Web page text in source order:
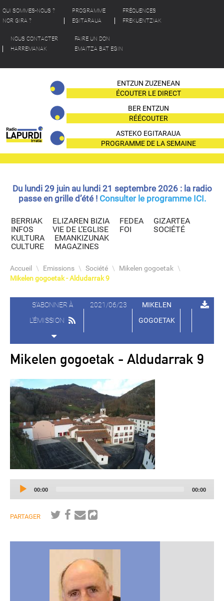
QUI SOMMES-NOUS ?
NOR GIRA ?
PROGRAMME
EGITARAUA
FRÉQUENCES
FREKUENTZIAK
NOUS CONTACTER
HARREMANAK
FAIRE UN DON
EMAITZA BAT EGIN
ENTZUN ZUZENEAN
ÉCOUTER LE DIRECT
BER ENTZUN
RÉÉCOUTER
ASTEKO EGITARAUA
PROGRAMME DE LA SEMAINE
Du lundi 29 juin au lundi 21 septembre 2026 : la radio
passe en grille d’été ! Consulter le programme ICI.
BERRIAK
INFOS
ELIZAREN BIZIA
VIE DE L’EGLISE
FEDEA
FOI
GIZARTEA
SOCIÉTÉ
KULTURA
CULTURE
EMANKIZUNAK
MAGAZINES
Accueil \ Emissions \ Société \ Mikelen gogoetak \
Mikelen gogoetak - Aldudarrak 9
S'ABONNER À
L'ÉMISSION
2021/06/23
MIKELEN
GOGOETAK
Mikelen gogoetak - Aldudarrak 9
Current
00:00
Total
00:00
PARTAGER